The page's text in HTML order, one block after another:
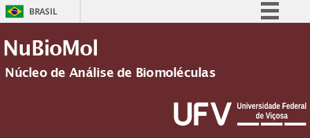
BRASIL
Participe
Acesso à informação
Legislação
NuBioMol
Núcleo de Análise de Biomoléculas